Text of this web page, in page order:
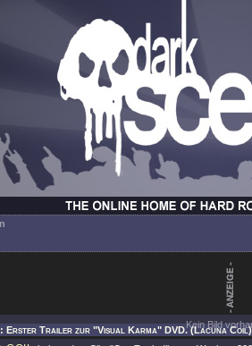
Kein Bild
Erster Trailer zur "Visual Karma" DVD. (Lacuna Coil)